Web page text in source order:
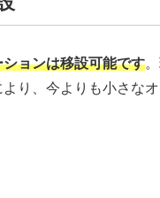
ョンは移設可能です
り、今よりも小さな